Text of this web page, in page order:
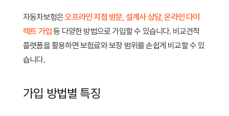
자동차보험은오프라인 지점 방문, 설계사 상담, 온라인 다이
렉트 가입등 다양한 방법으로 가입할 수 있습니다. 비교견적
플랫폼을 활용하면 보험료와 보장 범위를 손쉽게 비교할 수 있
습니다.
가입 방법별 특징